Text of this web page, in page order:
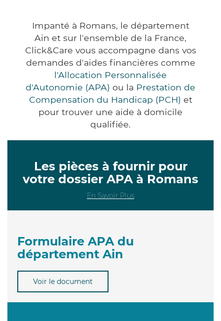
Impanté à Romans, le département
Ain et sur l'ensemble de la France,
Click&Care vous accompagne dans vos
demandes d'aides financières comme
l'Allocation Personnalisée
d'Autonomie (APA) ou la Prestation de
Compensation du Handicap (PCH) et
pour trouver une aide à domicile
qualifiée.
Les pièces à fournir pour
votre dossier APA à Romans
En Savoir Plus
Formulaire APA du
département Ain
Voir le document